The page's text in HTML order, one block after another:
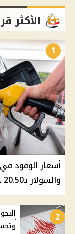
الأكثر
1
والسولار بـ20.50 جنيه
2